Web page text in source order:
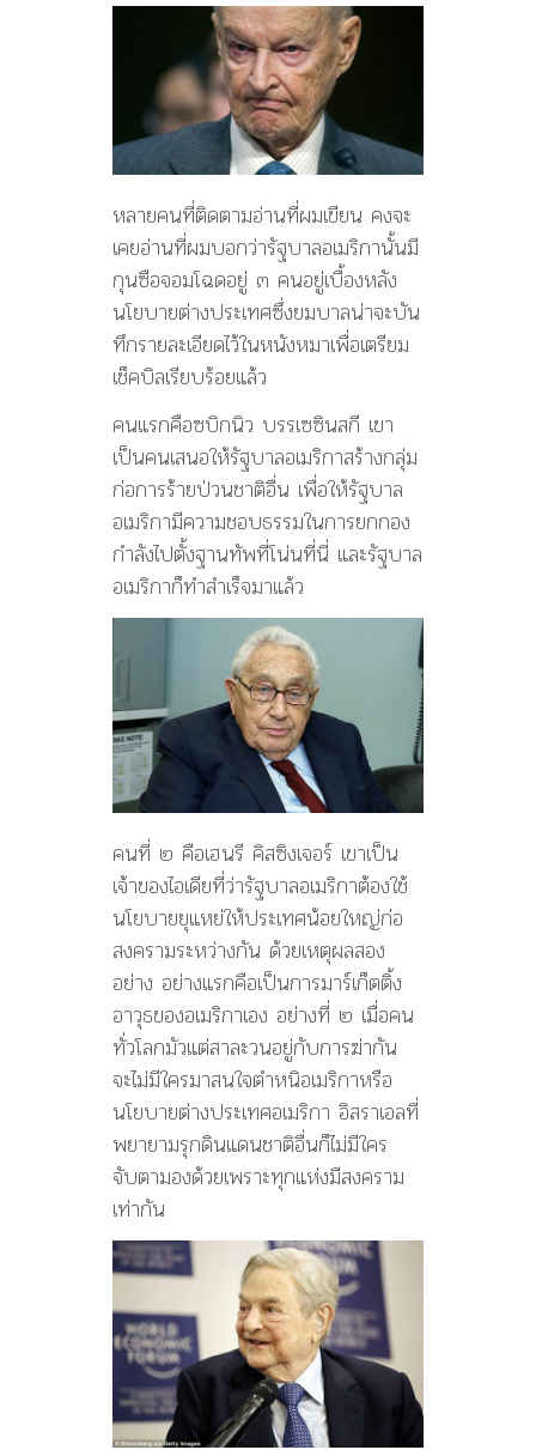
คิส
ซิง
เจอร์
–
โซ
รอส
สาม
กุนซือ
*จอม
โฉด*
ของ
สหรัฐอเมริกา
–
ปฐม
พงษ์
สิ
นันท์
หลายคนที่ติดตามอ่านที่ผมเขียน คงจะ
เคยอ่านที่ผมบอกว่ารัฐบาลอเมริกานั้นมี
กุนซือจอมโฉดอยู่ ๓ คนอยู่เบื้องหลัง
นโยบายต่างประเทศซึ่งยมบาลน่าจะบัน
ทึกรายละเอียดไว้ในหนังหมาเพื่อเตรียม
เช็คบิลเรียบร้อยแล้ว
คนแรกคือซบิกนิว บรรเซซินสกี เขา
เป็นคนเสนอให้รัฐบาลอเมริกาสร้างกลุ่ม
ก่อการร้ายป่วนชาติอื่น เพื่อให้รัฐบาล
อเมริกามีความชอบธรรมในการยกกอง
กำลังไปตั้งฐานทัพที่โน่นที่นี่ และรัฐบาล
อเมริกาก็ทำสำเร็จมาแล้ว
คนที่ ๒ คือเฮนรี คิสซิงเจอร์ เขาเป็น
เจ้าของไอเดียที่ว่ารัฐบาลอเมริกาต้องใช้
นโยบายยุแหย่ให้ประเทศน้อยใหญ่ก่อ
สงครามระหว่างกัน ด้วยเหตุผลสอง
อย่าง อย่างแรกคือเป็นการมาร์เก็ตติ้ง
อาวุธของอเมริกาเอง อย่างที่ ๒ เมื่อคน
ทั่วโลกมัวแต่สาละวนอยู่กับการฆ่ากัน
จะไม่มีใครมาสนใจตำหนิอเมริกาหรือ
นโยบายต่างประเทศอเมริกา อิสราเอลที่
พยายามรุกดินแดนชาติอื่นก็ไม่มีใคร
จับตามองด้วยเพราะทุกแห่งมีสงคราม
เท่ากัน